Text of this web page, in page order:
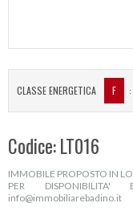
CLASSE ENERGETICA F :
Codice: LT016
IMMOBILE PROPOSTO IN
PER
info@immobiliarebadino.it